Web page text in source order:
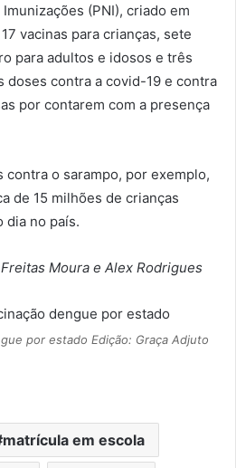
(PNI), criado em
vacinas para crianças, sete
para adultos e idosos e três
doses contra a covid-19 e contra
por contarem com a presença
contra o sarampo, por exemplo,
de 15 milhões de crianças
dia no país.
Moura e Alex Rodrigues
por estado Edição: Graça Adjuto
matrícula em escola